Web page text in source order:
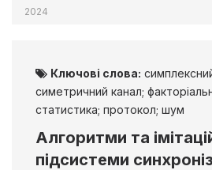
2024
Ключові слова:
симетричний канал;
статистика; протокол; шум
Алгоритми та
підсистеми